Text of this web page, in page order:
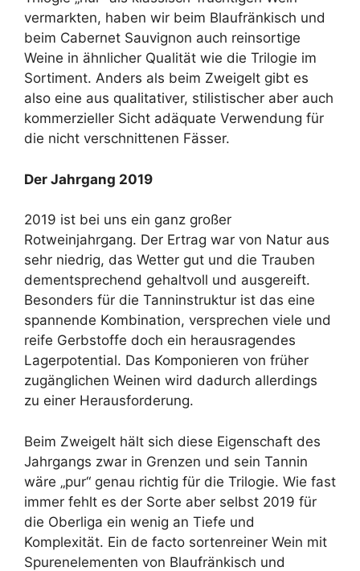
vermarkten, haben wir beim Blaufränkisch und
beim Cabernet Sauvignon auch reinsortige
Weine in ähnlicher Qualität wie die Trilogie im
Sortiment. Anders als beim Zweigelt gibt es
also eine aus qualitativer, stilistischer aber auch
kommerzieller Sicht adäquate Verwendung für
die nicht verschnittenen Fässer.
Der Jahrgang 2019
2019 ist bei uns ein ganz großer
Rotweinjahrgang. Der Ertrag war von Natur aus
sehr niedrig, das Wetter gut und die Trauben
dementsprechend gehaltvoll und ausgereift.
Besonders für die Tanninstruktur ist das eine
spannende Kombination, versprechen viele und
reife Gerbstoffe doch ein herausragendes
Lagerpotential. Das Komponieren von früher
zugänglichen Weinen wird dadurch allerdings
zu einer Herausforderung.
Beim Zweigelt hält sich diese Eigenschaft des
Jahrgangs zwar in Grenzen und sein Tannin
wäre „pur“ genau richtig für die Trilogie. Wie fast
immer fehlt es der Sorte aber selbst 2019 für
die Oberliga ein wenig an Tiefe und
Komplexität. Ein de facto sortenreiner Wein mit
Spurenelementen von Blaufränkisch und